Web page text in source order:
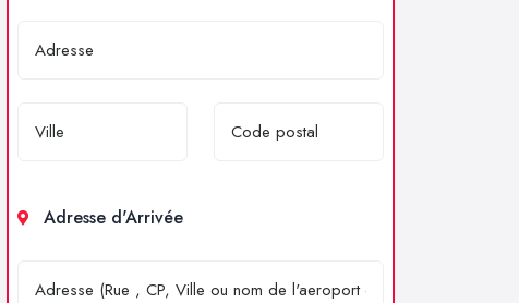
Adresse d'Arrivée